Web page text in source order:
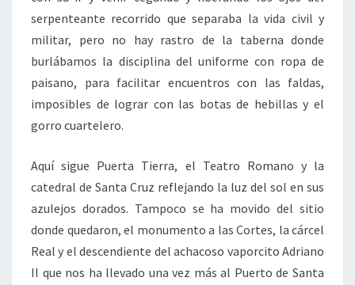
serpenteante recorrido que separaba la vida civil y
militar, pero no hay rastro de la taberna donde
burlábamos la disciplina del uniforme con ropa de
paisano, para facilitar encuentros con las faldas,
imposibles de lograr con las botas de hebillas y el
gorro cuartelero.
Aquí sigue Puerta Tierra, el Teatro Romano y la
catedral de Santa Cruz reflejando la luz del sol en sus
azulejos dorados. Tampoco se ha movido del sitio
donde quedaron, el monumento a las Cortes, la cárcel
Real y el descendiente del achacoso vaporcito Adriano
II que nos ha llevado una vez más al Puerto de Santa